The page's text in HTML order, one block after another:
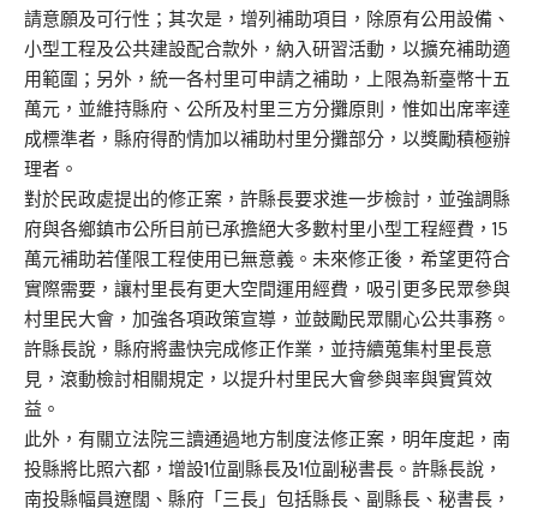
請意願及可行性；其次是，增列補助項目，除原有公用設備、
小型工程及公共建設配合款外，納入研習活動，以擴充補助適
用範圍；另外，統一各村里可申請之補助，上限為新臺幣十五
萬元，並維持縣府、公所及村里三方分攤原則，惟如出席率達
成標準者，縣府得酌情加以補助村里分攤部分，以獎勵積極辦
理者。
對於民政處提出的修正案，許縣長要求進一步檢討，並強調縣
府與各鄉鎮市公所目前已承擔絕大多數村里小型工程經費，15
萬元補助若僅限工程使用已無意義。未來修正後，希望更符合
實際需要，讓村里長有更大空間運用經費，吸引更多民眾參與
村里民大會，加強各項政策宣導，並鼓勵民眾關心公共事務。
許縣長說，縣府將盡快完成修正作業，並持續蒐集村里長意
見，滾動檢討相關規定，以提升村里民大會參與率與實質效
益。
此外，有關立法院三讀通過地方制度法修正案，明年度起，南
投縣將比照六都，增設1位副縣長及1位副秘書長。許縣長說，
南投縣幅員遼闊、縣府「三長」包括縣長、副縣長、秘書長，